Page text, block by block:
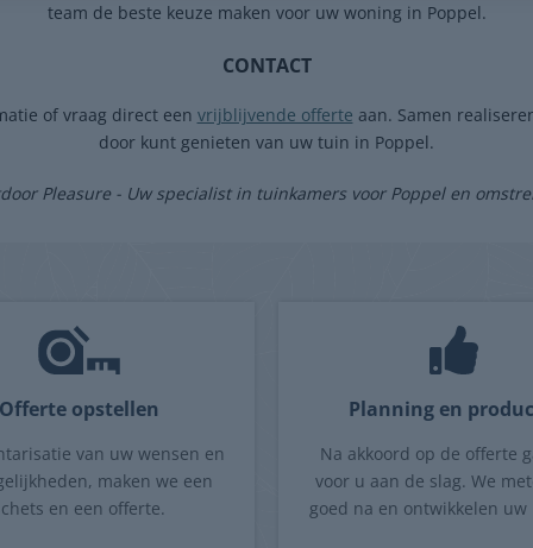
team de beste keuze maken voor uw woning in Poppel.
CONTACT
of vraag direct een vrijblijvende offerte aan. Samen
door kunt genieten van uw tuin in Poppel.
Pleasure - Uw specialist in tuinkamers voor Poppel en
Offerte opstellen
van uw wensen en
maken we een
en een offerte.
Planning en
Na akkoord op de offerte
voor u aan de slag. We
goed na en ontwikkelen